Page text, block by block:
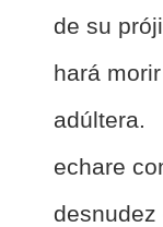
de su
hará
adúltera.
echare
desnudez